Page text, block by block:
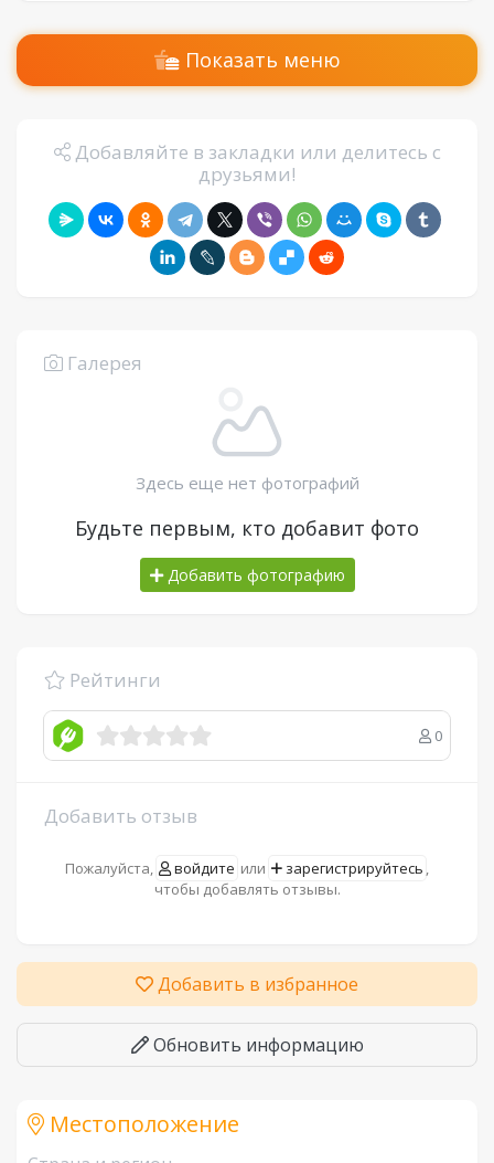
Показать меню
Добавляйте в закладки или делитесь с
друзьями!
Галерея
Здесь еще нет фотографий
Будьте первым, кто добавит фото
Добавить фотографию
Рейтинги
0
Добавить отзыв
Пожалуйста, войдите или зарегистрируйтесь ,
чтобы добавлять отзывы.
Добавить в избранное
Обновить информацию
Местоположение